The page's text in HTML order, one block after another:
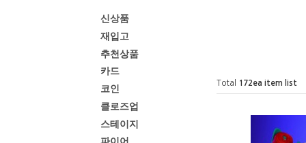
신상품
재입고
추천상품
카드
코인
클로즈업
스테이지
Total 172ea item list